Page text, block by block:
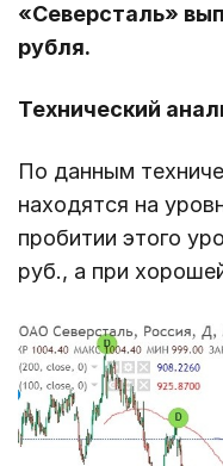
«Северсталь»
рубля.
Технический
По данным
находятся на
пробитии этого
руб., а при